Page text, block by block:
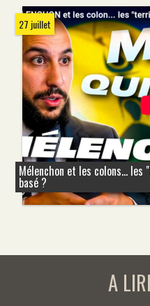
27 juillet
Mélenchon et les colons...
basé ?
A